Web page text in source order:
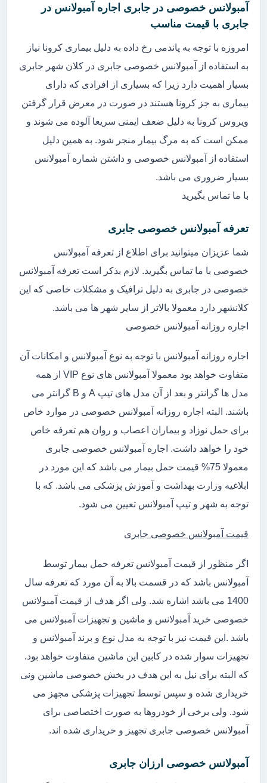
آمبولانس خصوصی در جابری اجاره آمبولانس در
جابری با قیمت مناسب
امروزه با توجه به پاندمی رخ داده به دلیل بیماری کرونا نیاز
به استفاده از آمبولانس خصوصی جابری در کلان شهر جابری
بسیار اهمیت دارد زیرا که بسیاری از افرادی که دارای
بیماری به جز کرونا هستند در صورت در معرض قرار گرفتن
ویروس کرونا به دلیل ضعف ایمنی سریعا آلوده می شوند و
ممکن است که به مرگ بیمار منجر شود. به همین دلیل
استفاده از آمبولانس خصوصی و داشتن شماره آمبولانس
بسیار ضروری می باشد.
با ما تماس بگیرید
تعرفه آمبولانس خصوصی جابری
شما عزیزان میتوانید برای اطلاع از تعرفه آمبولانس
خصوصی با ما تماس بگیرید. لازم بذکر است تعرفه آمبولانس
خصوصی در جابری به دلیل ترافیک و مشکلات خاصی که این
کلانشهر دارد معمولا بالاتر از سایر شهر ها می باشد.
اجاره روزانه آمبولانس خصوصی
اجاره روزانه آمبولانس با توجه به نوع آمبولانس و امکانات آن
متفاوت خواهد بود معمولا آمبولانس های نوع VIP از همه
مدل ها گرانتر و بعد از آن مدل های تیپ A و B گرانتر می
باشند. البته اجاره روزانه آمبولانس خصوصی در موارد خاص
برای حمل نوزاد و بیماران اعصاب و روان هم تعرفه خاص
خود را خواهد داشت. اجاره آمبولانس خصوصی جابری
معمولا 75% قیمت حمل بیمار می باشد که این مورد در
ابلاغیه وزارت بهداشت و آموزش پزشکی می باشد. که با
توجه به شهر و تیپ آمبولانس تعیین می شود.
قیمت آمبولانس خصوصی جابری
اگر منظور از قیمت آمبولانس تعرفه حمل بیمار توسط
آمبولانس باشد که در قسمت بالا به آن مورد که تعرفه سال
1400 می باشد اشاره شد. ولی اگر هدف از قیمت آمبولانس
خصوصی خرید آمبولانس و ماشین و تجهیزات آمبولانس می
باشد .این قیمت نیز با توجه به مدل نوع و برند آمبولانس و
تجهیزات سوار شده در کابین این ماشین متفاوت خواهد بود.
که البته برای نیل به این هدف در بخش خصوصی ماشین ونی
خریداری شده و سپس توسط تجهیزات پزشکی مجهز می
شود. ولی برخی از خودروها به صورت اختصاصی برای
آمبولانس خصوصی جابری تجهیز و خریداری شده اند.
آمبولانس خصوصی ارزان جابری